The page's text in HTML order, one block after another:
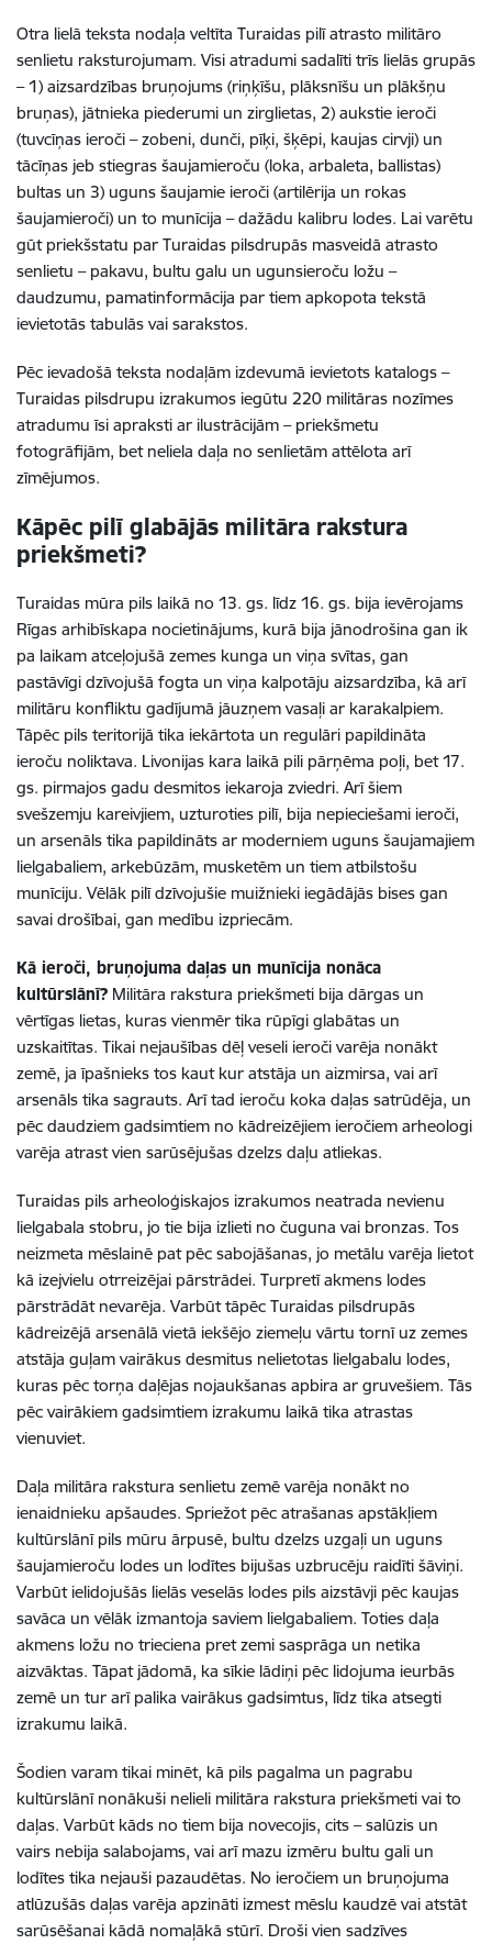
Otra lielā teksta nodaļa veltīta Turaidas pilī atrasto militāro
senlietu raksturojumam. Visi atradumi sadalīti trīs lielās grupās
– 1) aizsardzības bruņojums (riņķīšu, plāksnīšu un plākšņu
bruņas), jātnieka piederumi un zirglietas, 2) aukstie ieroči
(tuvcīņas ieroči – zobeni, dunči, pīķi, šķēpi, kaujas cirvji) un
tācīņas jeb stiegras šaujamieroču (loka, arbaleta, ballistas)
bultas un 3) uguns šaujamie ieroči (artilērija un rokas
šaujamieroči) un to munīcija – dažādu kalibru lodes. Lai varētu
gūt priekšstatu par Turaidas pilsdrupās masveidā atrasto
senlietu – pakavu, bultu galu un ugunsieroču ložu –
daudzumu, pamatinformācija par tiem apkopota tekstā
ievietotās tabulās vai sarakstos.
Pēc ievadošā teksta nodaļām izdevumā ievietots katalogs –
Turaidas pilsdrupu izrakumos iegūtu 220 militāras nozīmes
atradumu īsi apraksti ar ilustrācijām – priekšmetu
fotogrāfijām, bet neliela daļa no senlietām attēlota arī
zīmējumos.
Kāpēc pilī glabājās militāra rakstura
priekšmeti?
Turaidas mūra pils laikā no 13. gs. līdz 16. gs. bija ievērojams
Rīgas arhibīskapa nocietinājums, kurā bija jānodrošina gan ik
pa laikam atceļojušā zemes kunga un viņa svītas, gan
pastāvīgi dzīvojušā fogta un viņa kalpotāju aizsardzība, kā arī
militāru konfliktu gadījumā jāuzņem vasaļi ar karakalpiem.
Tāpēc pils teritorijā tika iekārtota un regulāri papildināta
ieroču noliktava. Livonijas kara laikā pili pārņēma poļi, bet 17.
gs. pirmajos gadu desmitos iekaroja zviedri. Arī šiem
svešzemju kareivjiem, uzturoties pilī, bija nepieciešami ieroči,
un arsenāls tika papildināts ar moderniem uguns šaujamajiem
lielgabaliem, arkebūzām, musketēm un tiem atbilstošu
munīciju. Vēlāk pilī dzīvojušie muižnieki iegādājās bises gan
savai drošībai, gan medību izpriecām.
Kā ieroči, bruņojuma daļas un munīcija nonāca
kultūrslānī? Militāra rakstura priekšmeti bija dārgas un
vērtīgas lietas, kuras vienmēr tika rūpīgi glabātas un
uzskaitītas. Tikai nejaušības dēļ veseli ieroči varēja nonākt
zemē, ja īpašnieks tos kaut kur atstāja un aizmirsa, vai arī
arsenāls tika sagrauts. Arī tad ieroču koka daļas satrūdēja, un
pēc daudziem gadsimtiem no kādreizējiem ieročiem arheologi
varēja atrast vien sarūsējušas dzelzs daļu atliekas.
Turaidas pils arheoloģiskajos izrakumos neatrada nevienu
lielgabala stobru, jo tie bija izlieti no čuguna vai bronzas. Tos
neizmeta mēslainē pat pēc sabojāšanas, jo metālu varēja lietot
kā izejvielu otrreizējai pārstrādei. Turpretī akmens lodes
pārstrādāt nevarēja. Varbūt tāpēc Turaidas pilsdrupās
kādreizējā arsenālā vietā iekšējo ziemeļu vārtu tornī uz zemes
atstāja guļam vairākus desmitus nelietotas lielgabalu lodes,
kuras pēc torņa daļējas nojaukšanas apbira ar gruvešiem. Tās
pēc vairākiem gadsimtiem izrakumu laikā tika atrastas
vienuviet.
Daļa militāra rakstura senlietu zemē varēja nonākt no
ienaidnieku apšaudes. Spriežot pēc atrašanas apstākļiem
kultūrslānī pils mūru ārpusē, bultu dzelzs uzgaļi un uguns
šaujamieroču lodes un lodītes bijušas uzbrucēju raidīti šāviņi.
Varbūt ielidojušās lielās veselās lodes pils aizstāvji pēc kaujas
savāca un vēlāk izmantoja saviem lielgabaliem. Toties daļa
akmens ložu no trieciena pret zemi sasprāga un netika
aizvāktas. Tāpat jādomā, ka sīkie lādiņi pēc lidojuma ieurbās
zemē un tur arī palika vairākus gadsimtus, līdz tika atsegti
izrakumu laikā.
Šodien varam tikai minēt, kā pils pagalma un pagrabu
kultūrslānī nonākuši nelieli militāra rakstura priekšmeti vai to
daļas. Varbūt kāds no tiem bija novecojis, cits – salūzis un
vairs nebija salabojams, vai arī mazu izmēru bultu gali un
lodītes tika nejauši pazaudētas. No ieročiem un bruņojuma
atlūzušās daļas varēja apzināti izmest mēslu kaudzē vai atstāt
sarūsēšanai kādā nomaļākā stūrī. Droši vien sadzīves